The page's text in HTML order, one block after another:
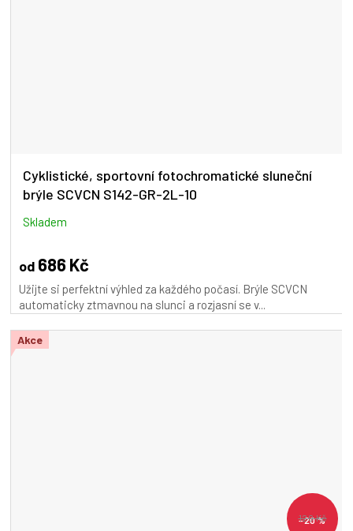
Cyklistické, sportovní fotochromatické sluneční
brýle SCVCN S142-GR-2L-10
Skladem
od 686 Kč
Užijte si perfektní výhled za každého počasí. Brýle SCVCN
automaticky ztmavnou na slunci a rozjasní se v...
Akce
129 Kč
–20 %